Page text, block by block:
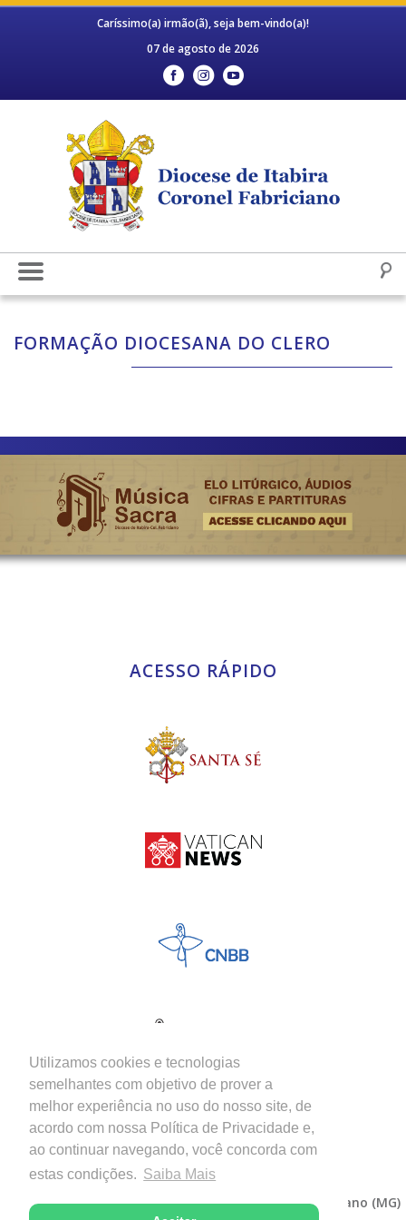
Utilizamos cookies e tecnologias
semelhantes com objetivo de prover a
melhor experiência no uso do nosso site, de
acordo com nossa Política de Privacidade e,
ao continuar navegando, você concorda com
estas condições. Saiba Mais
Caríssimo(a) irmão(ã), seja bem-vindo(a)!
07 de agosto de 2026
FORMAÇÃO DIOCESANA DO CLERO
ACESSO RÁPIDO
Copyright © 2026 - Diocese de Itabira-Coronel Fabriciano (MG)